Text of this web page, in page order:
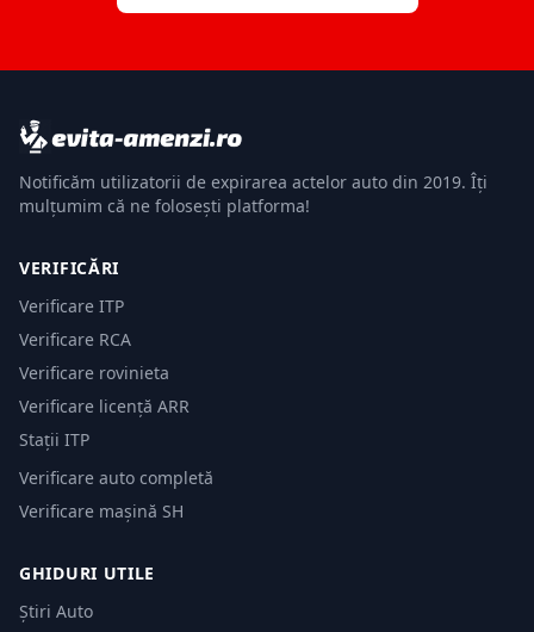
Notificăm utilizatorii de expirarea actelor auto din 2019. Îți
mulțumim că ne folosești platforma!
VERIFICĂRI
Verificare ITP
Verificare RCA
Verificare rovinieta
Verificare licență ARR
Stații ITP
Verificare auto completă
Verificare mașină SH
GHIDURI UTILE
Știri Auto